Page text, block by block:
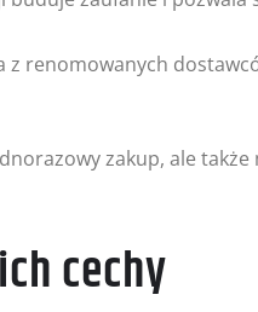
renomowanych
zakup, ale
cechy